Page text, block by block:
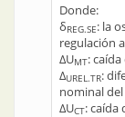
Donde:
δREG.SE: la
regulación
∆UMT:
∆UREL.TR:
nominal del
∆UCT: caída